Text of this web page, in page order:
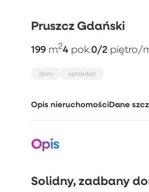
Pruszcz Gdański
199 m24 pok.0/2 piętro/
dom sprzedaż
Opis nieruchomościDane
Opis
Solidny, zadbany